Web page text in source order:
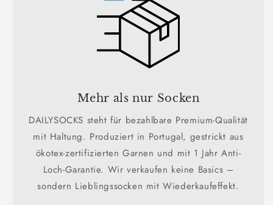
Mehr als nur Socken
DAILYSOCKS steht für bezahlbare Premium-Qualität
mit Haltung. Produziert in Portugal, gestrickt aus
ökotex-zertifizierten Garnen und mit 1 Jahr Anti-
Loch-Garantie. Wir verkaufen keine Basics –
sondern Lieblingssocken mit Wiederkaufeffekt.